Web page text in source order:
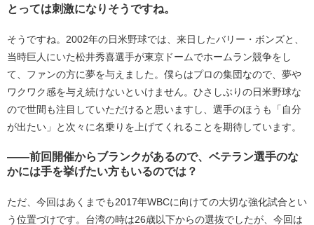
とっては刺激になりそうですね。
そうですね。2002年の日米野球では、来日したバリー・ボンズと、
当時巨人にいた松井秀喜選手が東京ドームでホームラン競争をし
て、ファンの方に夢を与えました。僕らはプロの集団なので、夢や
ワクワク感を与え続けないといけません。ひさしぶりの日米野球な
ので世間も注目していただけると思いますし、選手のほうも「自分
が出たい」と次々に名乗りを上げてくれることを期待しています。
――前回開催からブランクがあるので、ベテラン選手のな
かには手を挙げたい方もいるのでは？
ただ、今回はあくまでも2017年WBCに向けての大切な強化試合とい
う位置づけです。台湾の時は26歳以下からの選抜でしたが、今回は